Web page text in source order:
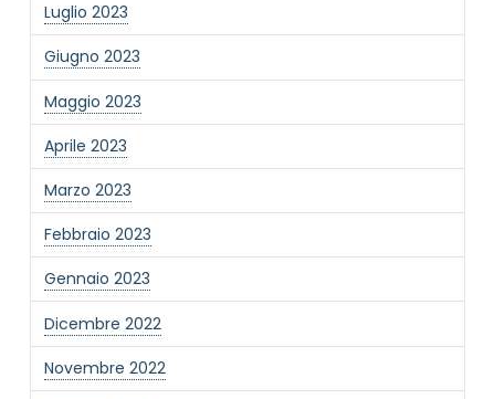
Luglio 2023
Giugno 2023
Maggio 2023
Aprile 2023
Marzo 2023
Febbraio 2023
Gennaio 2023
Dicembre 2022
Novembre 2022